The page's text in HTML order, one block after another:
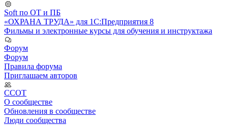
Soft по ОТ и ПБ
«ОХРАНА ТРУДА» для 1С:Предприятия 8
Фильмы и электронные курсы для обучения и инструктажа
Форум
Форум
Правила форума
Приглашаем авторов
ССОТ
О сообществе
Обновления в сообществе
Люди сообщества